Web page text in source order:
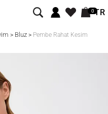
0TR
> Bluz> Pembe Rahat Kesim